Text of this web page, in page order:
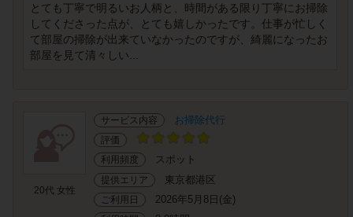
とても丁寧で明るいお人柄と、時間がある限り丁寧にお掃除
してくださった点が、とても嬉しかったです。仕事が忙しく
て部屋の掃除が出来ていなかったのですが、綺麗になったお
部屋を見て清々しい...
20代 女性
サービス内容 お掃除代行
評価
利用頻度
スポット
提供エリア 東京都港区
ご利用日 2026年5月8日(金)